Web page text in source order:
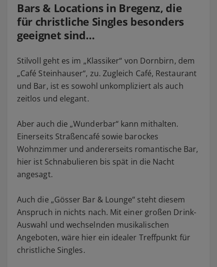
Bars & Locations in Bregenz, die
für christliche Singles besonders
geeignet sind…
Stilvoll geht es im „Klassiker“ von Dornbirn, dem
„Café Steinhauser“, zu. Zugleich Café, Restaurant
und Bar, ist es sowohl unkompliziert als auch
zeitlos und elegant.
Aber auch die „Wunderbar“ kann mithalten.
Einerseits Straßencafé sowie barockes
Wohnzimmer und andererseits romantische Bar,
hier ist Schnabulieren bis spät in die Nacht
angesagt.
Auch die „Gösser Bar & Lounge“ steht diesem
Anspruch in nichts nach. Mit einer großen Drink-
Auswahl und wechselnden musikalischen
Angeboten, wäre hier ein idealer Treffpunkt für
christliche Singles.